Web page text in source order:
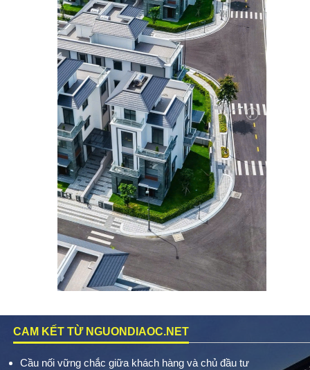
CAM KẾT TỪ NGUONDIAOC.NET
Cầu nối vững chắc giữa khách hàng và chủ đầu tư